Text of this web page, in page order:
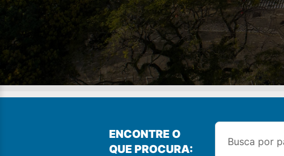
ENCONTRE O
QUE PROCURA: